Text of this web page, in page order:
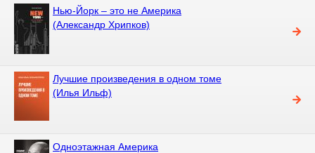
Нью-Йорк – это не Америка
(Александр Хрипков)
Лучшие произведения в одном томе
(Илья Ильф)
Одноэтажная Америка